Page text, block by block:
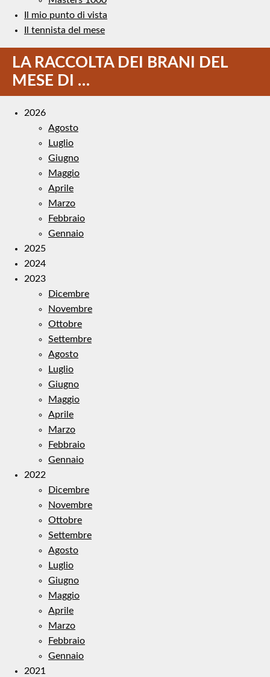
Il mio punto di vista
Il tennista del mese
LA RACCOLTA DEI BRANI DEL
MESE DI …
2026
Agosto
Luglio
Giugno
Maggio
Aprile
Marzo
Febbraio
Gennaio
2025
2024
2023
Dicembre
Novembre
Ottobre
Settembre
Agosto
Luglio
Giugno
Maggio
Aprile
Marzo
Febbraio
Gennaio
2022
Dicembre
Novembre
Ottobre
Settembre
Agosto
Luglio
Giugno
Maggio
Aprile
Marzo
Febbraio
Gennaio
2021